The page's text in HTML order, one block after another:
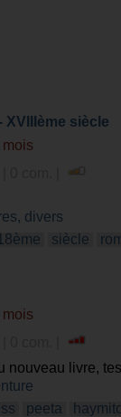
XVIIIème siècle
divers
siècle
nouveau livre,
peeta